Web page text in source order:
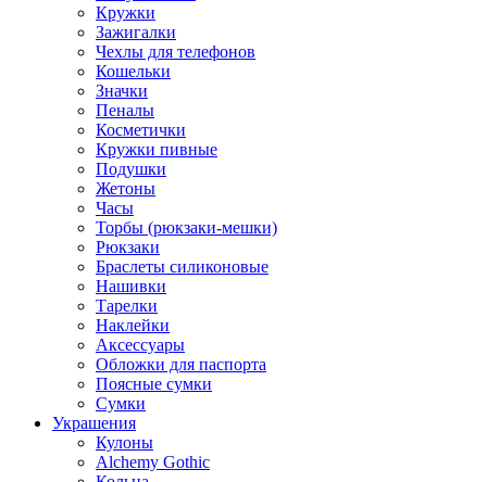
Кружки
Зажигалки
Чехлы для телефонов
Кошельки
Значки
Пеналы
Косметички
Кружки пивные
Подушки
Жетоны
Часы
Торбы (рюкзаки-мешки)
Рюкзаки
Браслеты силиконовые
Нашивки
Тарелки
Наклейки
Аксессуары
Обложки для паспорта
Поясные сумки
Сумки
Украшения
Кулоны
Alchemy Gothic